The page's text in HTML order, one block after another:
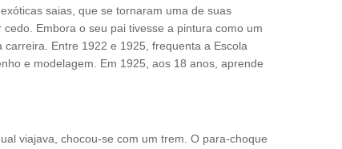
saias, que se tornaram uma de suas
Embora o seu pai tivesse a pintura como um
Entre 1922 e 1925, frequenta a Escola
e modelagem. Em 1925, aos 18 anos, aprende
viajava, chocou-se com um trem. O para-choque